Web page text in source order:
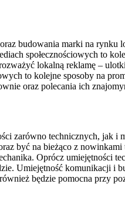
budowania marki na
społecznościowych to
lokalną reklamę –
to kolejne sposoby na
oraz polecania ich
zarówno technicznych, jak i
być na bieżąco z
Oprócz umiejętności
Umiejętność komunikacji
będzie pomocna przy